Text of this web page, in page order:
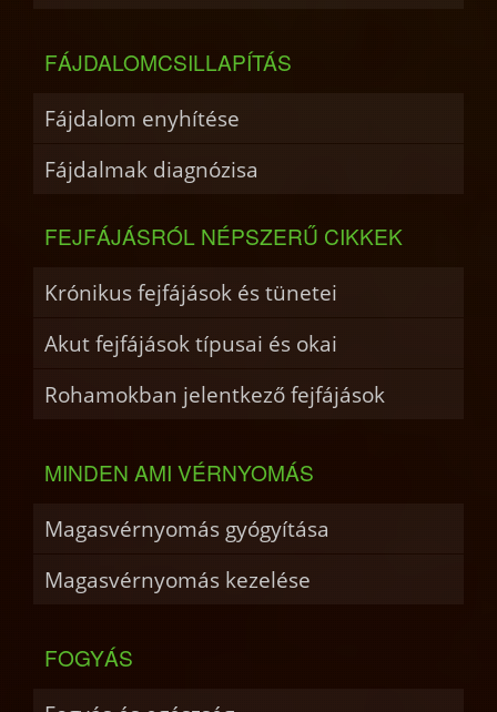
FÁJDALOMCSILLAPÍTÁS
Fájdalom enyhítése
Fájdalmak diagnózisa
FEJFÁJÁSRÓL NÉPSZERŰ CIKKEK
Krónikus fejfájások és tünetei
Akut fejfájások típusai és okai
Rohamokban jelentkező fejfájások
MINDEN AMI VÉRNYOMÁS
Magasvérnyomás gyógyítása
Magasvérnyomás kezelése
FOGYÁS